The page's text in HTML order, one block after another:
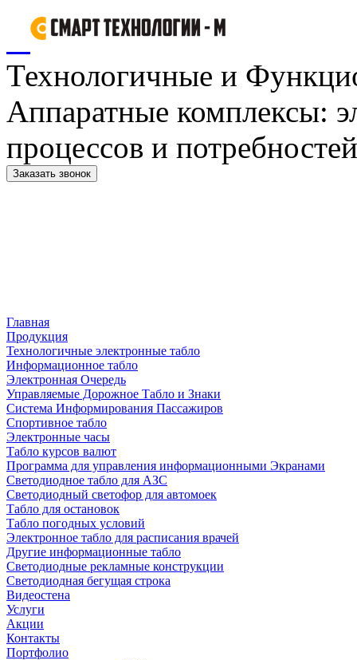
Технологичные и
Аппаратные комплексы:
процессов и
Заказать звонок
Главная
Продукция
Технологичные электронные табло
Информационное табло
Электронная Очередь
Управляемые Дорожное Табло и Знаки
Система Информирования Пассажиров
Спортивное табло
Электронные часы
Табло курсов валют
Программа для управления информационными Экранами
Светодиодное табло для АЗС
Светодиодный светофор для автомоек
Табло для остановок
Табло погодных условий
Электронное табло для расписания врачей
Другие информационные табло
Светодиодные рекламные конструкции
Светодиодная бегущая строка
Видеостена
Услуги
Акции
Контакты
Портфолио